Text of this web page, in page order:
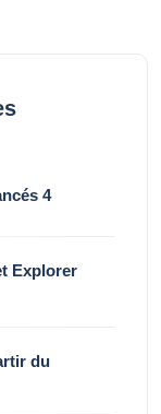
4
Explorer
du